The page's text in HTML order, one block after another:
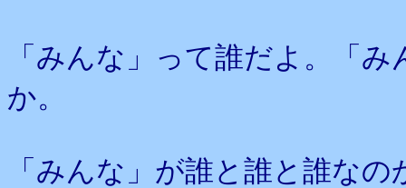
「みんな」って誰だよ。「
か。
「みんな」が誰と誰と誰な